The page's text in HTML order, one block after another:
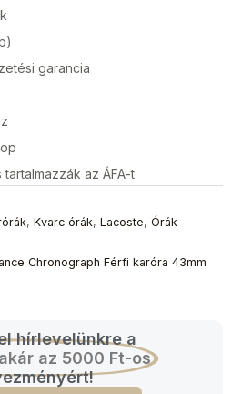
garancia
az ÁFA-t
, Kvarc órák, Lacoste, Órák
Chronograph Férfi karóra 43mm
hírlevelünkre a
az 5000 Ft-os